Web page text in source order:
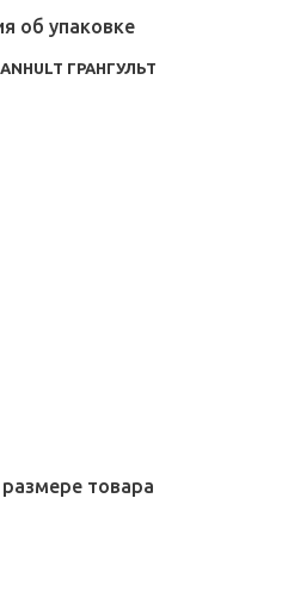
об упаковке
ГРАНГУЛЬТ
товара